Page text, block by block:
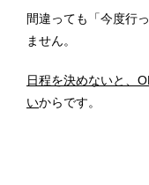
間違っても「今度行
ません。
日程を決めないと、
いからです。